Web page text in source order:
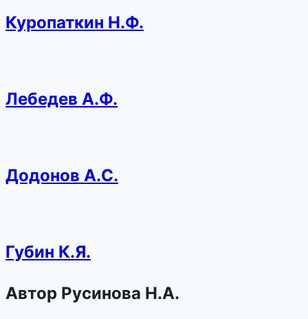
Куропаткин Н.Ф.
Лебедев А.Ф.
Додонов А.С.
Губин К.Я.
Автор Русинова Н.А.